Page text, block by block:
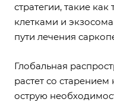
стратегии, такие
клетками и
пути лечения
Глобальная
растет со
острую